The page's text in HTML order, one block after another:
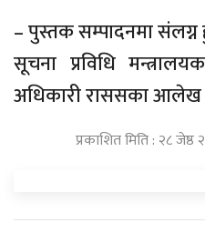
– पुस्तक सम्पादनमा
सूचना प्रविधि
अधिकारी राससका आलेख
प्रकाशित मिति : २८